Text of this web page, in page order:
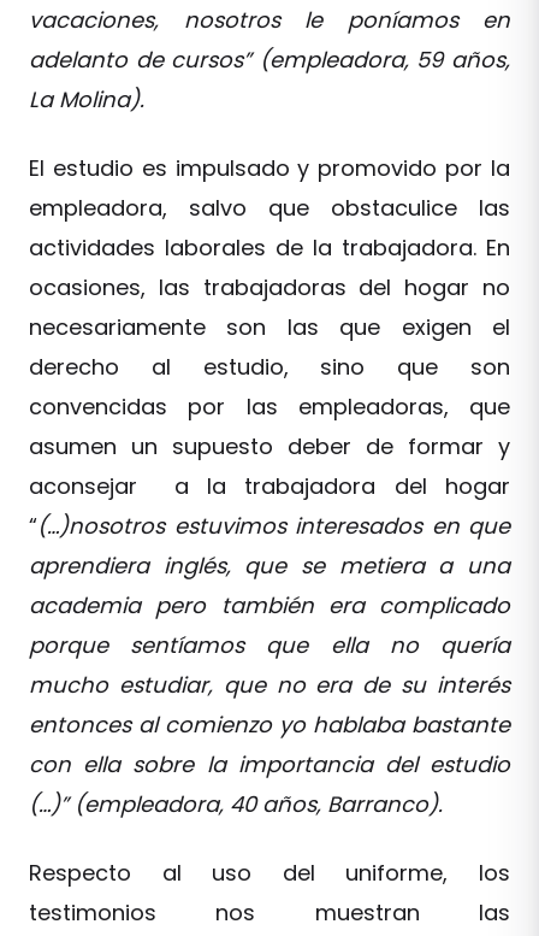
vacaciones, nosotros le poníamos en
adelanto de cursos” (empleadora, 59 años,
La Molina).
El estudio es impulsado y promovido por la
empleadora, salvo que obstaculice las
actividades laborales de la trabajadora. En
ocasiones, las trabajadoras del hogar no
necesariamente son las que exigen el
derecho al estudio, sino que son
convencidas por las empleadoras, que
asumen un supuesto deber de formar y
aconsejar a la trabajadora del hogar
“(…)nosotros estuvimos interesados en que
aprendiera inglés, que se metiera a una
academia pero también era complicado
porque sentíamos que ella no quería
mucho estudiar, que no era de su interés
entonces al comienzo yo hablaba bastante
con ella sobre la importancia del estudio
(…)” (empleadora, 40 años, Barranco).
Respecto al uso del uniforme, los
testimonios nos muestran las